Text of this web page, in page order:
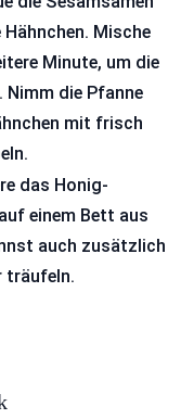
Mische
Minute, um die
die Pfanne
mit frisch
das Honig-
einem Bett aus
auch zusätzlich
träufeln.